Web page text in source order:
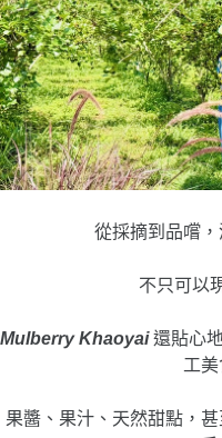
從採摘到品嚐，
不只可以
Mulberry Khaoyai還貼心
工美
果醬、果汁、天然甜點，